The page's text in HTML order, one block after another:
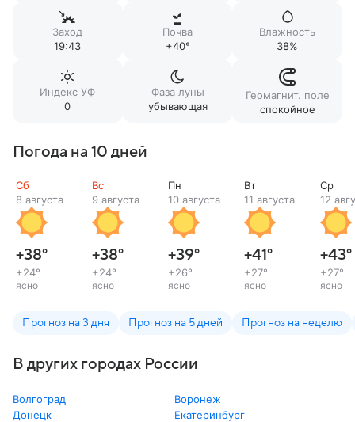
Заход
19:43
Почва
+40°
Влажность
38%
Индекс УФ
0
Фаза луны
убывающая
Геомагнит. поле
спокойное
Погода на 10 дней
Сб
8 августа
+38°
+24°
ясно
Вс
9 августа
+38°
+24°
ясно
Пн
10 августа
+39°
+26°
ясно
Вт
11 августа
+41°
+27°
ясно
Ср
12
+43°
+27°
ясно
Прогноз на 3 дня Прогноз на 5 дней Прогноз на неделю
В других городах России
Волгоград
Воронеж
Донецк
Екатеринбург